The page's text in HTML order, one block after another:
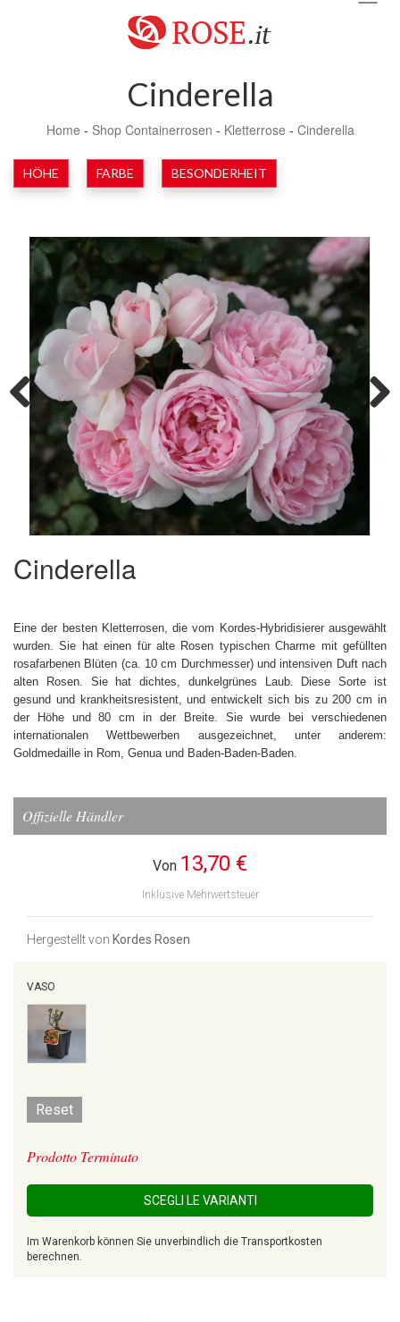
Cinderella
Home - Shop Containerrosen - Kletterrose - Cinderella
HÖHE FARBE BESONDERHEIT
Previous
Cinderella
Eine der besten Kletterrosen, die vom Kordes-Hybridisierer ausgewählt
wurden. Sie hat einen für alte Rosen typischen Charme mit gefüllten
rosafarbenen Blüten (ca. 10 cm Durchmesser) und intensiven Duft nach
alten Rosen. Sie hat dichtes, dunkelgrünes Laub. Diese Sorte ist
gesund und krankheitsresistent, und entwickelt sich bis zu 200 cm in
der Höhe und 80 cm in der Breite. Sie wurde bei verschiedenen
internationalen Wettbewerben ausgezeichnet, unter anderem:
Goldmedaille in Rom, Genua und Baden-Baden-Baden.
Offizielle Händler
Von 13,70 €
Inklusive Mehrwertsteuer
Hergestellt von Kordes Rosen
VASO
Reset
Prodotto Terminato
SCEGLI LE VARIANTI
Im Warenkorb können Sie unverbindlich die Transportkosten
berechnen.